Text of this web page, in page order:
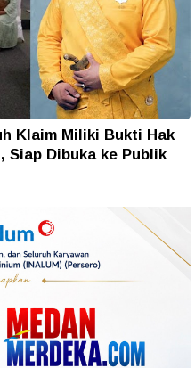
Klaim Miliki Bukti Hak
Siap Dibuka ke Publik